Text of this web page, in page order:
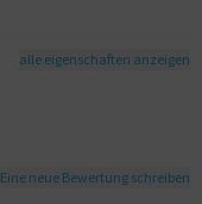
alle eigenschaften anzeigen
Eine neue Bewertung schreiben